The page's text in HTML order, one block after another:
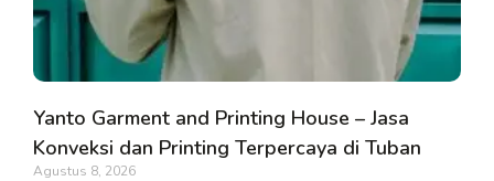
Yanto Garment and Printing House – Jasa
Konveksi dan Printing Terpercaya di Tuban
Agustus 8, 2026